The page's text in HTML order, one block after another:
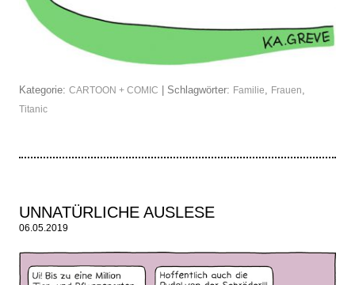
Kategorie: CARTOON + COMIC | Schlagwörter: Familie, Frauen,
Titanic
UNNATÜRLICHE AUSLESE
06.05.2019